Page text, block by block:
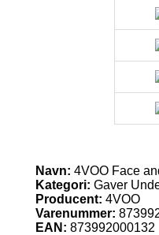
Navn: 4VOO Face
Kategori: Gaver
Producent: 4VOO
Varenummer:
EAN: 873992000132